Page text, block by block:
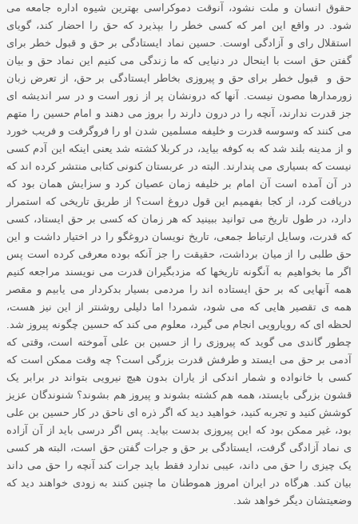
حقوق انسان و ملت نشود، آنوقت دموکراسی بهترین شیوه اداره جامعه می
شود. در واقع این امر که کسی خطر را بپذیرد که حق را احضار کند، گویای
استقلال رای و آزادگی اوست. حسین نماد ایستادگی بر حق و قبول خطر برای
گفتن حق است با اینحال در دنیایی که ما زندگی می کنیم این نماد حق و بیان
حق و قبول خطر برای حق و پیروزی بخاطر ایستادگی بر حق، از تعرض زبان
زورمدارها مصون نیست. آنها که درونشان پر از زور است و در سر اندیشه ای
جز قدرت ندارند، آنچه را در درون دارند را بروز می دهند و امام حسین را متهم
می کنند که وسوسه قدرت و خلیفه مسلمین شدن او را فروگرفت و فریب خورد
و از مدینه بلند شد که به کوفه بیاید، در کربلا کشته شد یعنی اینکه این آدم کسی
نیست که بسیاری می پندارند. البته در عربستان کنونی کتابی منتشر کرده اند که
در آن آمده است آن امام بر خلیفه زمان عصیان کرد و سزایش همان بود که
دریافت کرد، از کجا بفهمیم این قول دروغ است؟ از طریق تاریخی که استمرار
دارد، در طول تاریخ می توانید ببینید که هر زمان که کسی بر حق ایستاد، کسی
که قدرت، وسایل ارتباط جمعی، تاریخ نویسان دروغگو را در اختیار داشت و این
حق طلبی را از میان برداشت، حقیقت را جز آنکه بوده معرفی کرده است پس
اگر ما بخواهیم به آنگونه تاریخها که مزدبگیران قدرت می نویسند مراجعه کنیم
همه آنهایی که بر حق ایستاده اند را مردمی بسیار بدکردار می یابیم و مقصر
همه ی تقصیر هایی که می شود، شمرد! اما دلیلی روشنتر از این نیز هست،
لحظه ای که رویارویی انجام می گیرد، معلوم می کند که حسین چگونه پیروز شد.
چطور گاندی می گوید که پیروزی را از حسین بن علی آموخته است، وقتی که
آدمی بر حق می ایستد و طرفش قدرت بزرگی است؟ چه وقت ممکن است که
کسی با خانواده و شمار اندکی از یاران بدون هیچ نیرویی بتواند در برابر یک
قشون بزرگی بایستد، همه هم کشته بشوند و پیروز هم بشوند؟ شنوندگان عزیز
کوشش کنید و تجربه کنید، خواهید دید که اگر ذره ای ناحق در کار حسین بن علی
بود، غیر ممکن بود که این پیروزی بدست بیاید. پس اگر درسی باید از آن آزاده
ی نماد آزادگی گرفت، ایستادگی بر حق و جرات گفتن حق است، البته هر کسی
یک چیزی را حق می داند، عیبی ندارد فقط باید جرات کند آنچه را حق می داند
بیان کند. هرگاه در ایران امروز هموطنان ما چنین کنند به زودی خواهند دید که
وضعیتشان دیگر خواهد شد.